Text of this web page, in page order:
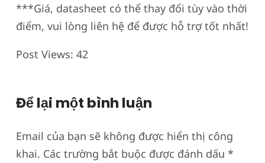
***Giá, datasheet có thể thay đổi tùy vào thời
điểm, vui lòng liên hệ để được hỗ trợ tốt nhất!
Post Views: 42
Để lại một bình luận
Email của bạn sẽ không được hiển thị công
khai. Các trường bắt buộc được đánh dấu *